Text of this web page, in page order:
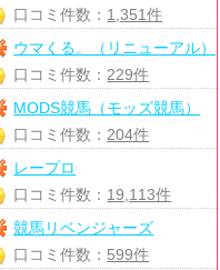
口コミ件数： 1,351件
ウマくる。（リニューアル）
口コミ件数： 229件
MODS競馬（モッズ競馬）
口コミ件数： 204件
レープロ
口コミ件数： 19,113件
競馬リベンジャーズ
口コミ件数： 599件